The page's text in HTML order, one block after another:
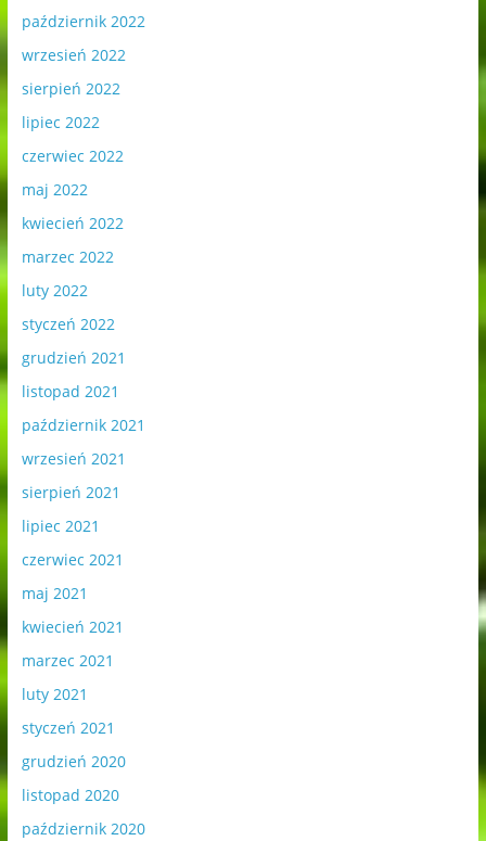
październik 2022
wrzesień 2022
sierpień 2022
lipiec 2022
czerwiec 2022
maj 2022
kwiecień 2022
marzec 2022
luty 2022
styczeń 2022
grudzień 2021
listopad 2021
październik 2021
wrzesień 2021
sierpień 2021
lipiec 2021
czerwiec 2021
maj 2021
kwiecień 2021
marzec 2021
luty 2021
styczeń 2021
grudzień 2020
listopad 2020
październik 2020